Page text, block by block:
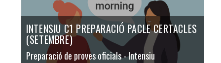
INTENSIU C1 PREPARACIÓ PACLE CERTACLES
(SETEMBRE)
Preparació de proves oficials- Intensiu